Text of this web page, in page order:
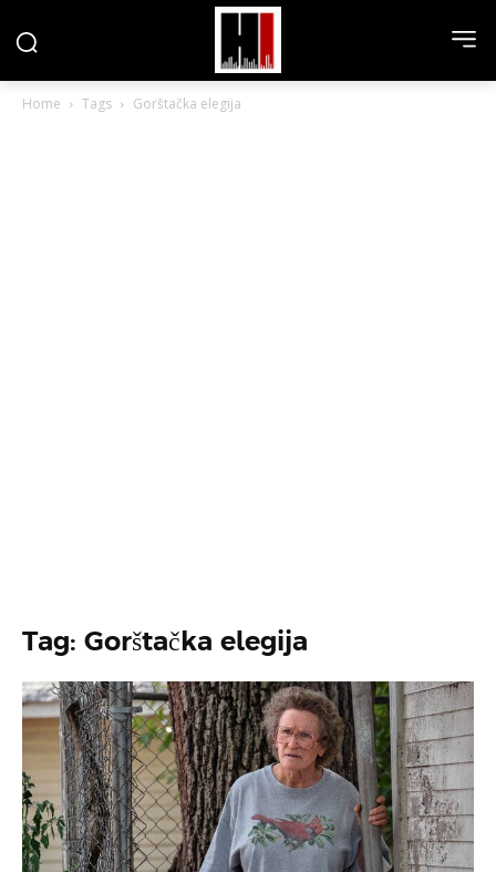
Home Tags Gorštačka elegija
Tag: Gorštačka elegija